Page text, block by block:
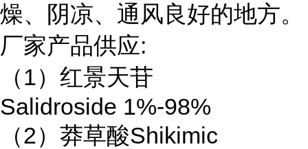
燥、阴凉、通风良好的地方。
厂家产品供应:
（1）红景天苷
Salidroside 1%-98%
（2）莽草酸Shikimic